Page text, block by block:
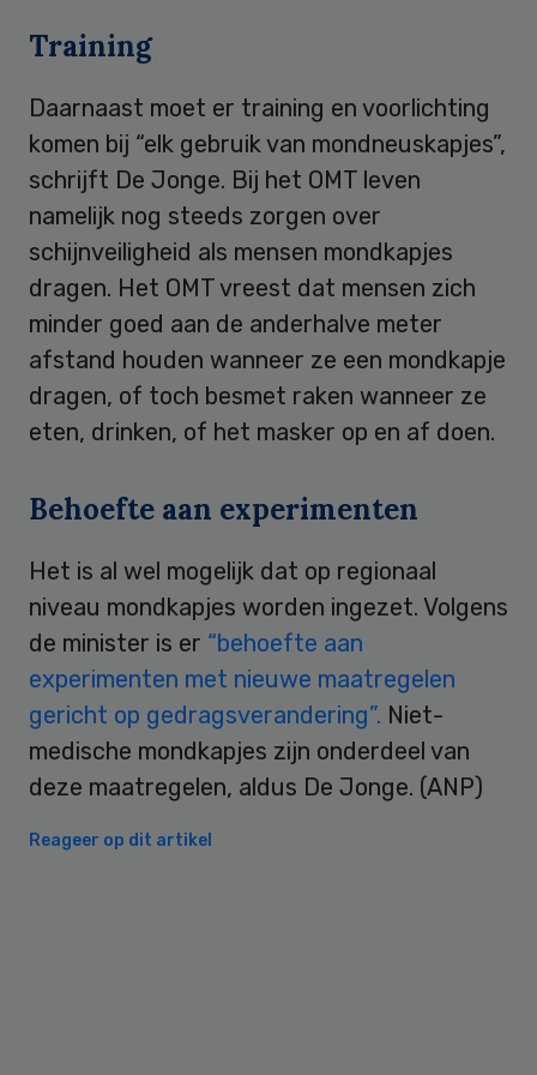
Training
Daarnaast moet er training en voorlichting
komen bij “elk gebruik van mondneuskapjes”,
schrijft De Jonge. Bij het OMT leven
namelijk nog steeds zorgen over
schijnveiligheid als mensen mondkapjes
dragen. Het OMT vreest dat mensen zich
minder goed aan de anderhalve meter
afstand houden wanneer ze een mondkapje
dragen, of toch besmet raken wanneer ze
eten, drinken, of het masker op en af doen.
Behoefte aan experimenten
Het is al wel mogelijk dat op regionaal
niveau mondkapjes worden ingezet. Volgens
de minister is er “behoefte aan
experimenten met nieuwe maatregelen
gericht op gedragsverandering”. Niet-
medische mondkapjes zijn onderdeel van
deze maatregelen, aldus De Jonge. (ANP)
Reageer op dit artikel